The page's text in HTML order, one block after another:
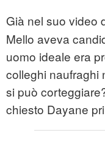
Già nel suo video
Mello aveva
uomo ideale era
colleghi naufraghi
si può
chiesto Dayane